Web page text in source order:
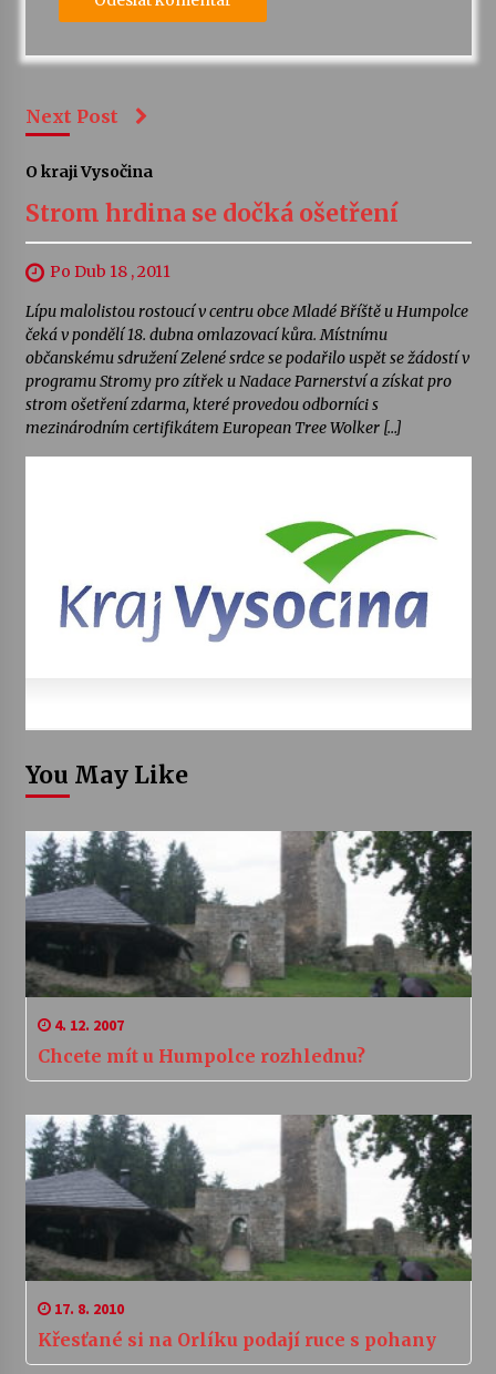
Next Post
O kraji Vysočina
Strom hrdina se dočká ošetření
Po Dub 18 , 2011
Lípu malolistou rostoucí v centru obce Mladé Bříště u Humpolce
čeká v pondělí 18. dubna omlazovací kůra. Místnímu
občanskému sdružení Zelené srdce se podařilo uspět se žádostí v
programu Stromy pro zítřek u Nadace Parnerství a získat pro
strom ošetření zdarma, které provedou odborníci s
mezinárodním certifikátem European Tree Wolker […]
You May Like
4. 12. 2007
Chcete mít u Humpolce rozhlednu?
17. 8. 2010
Křesťané si na Orlíku podají ruce s pohany